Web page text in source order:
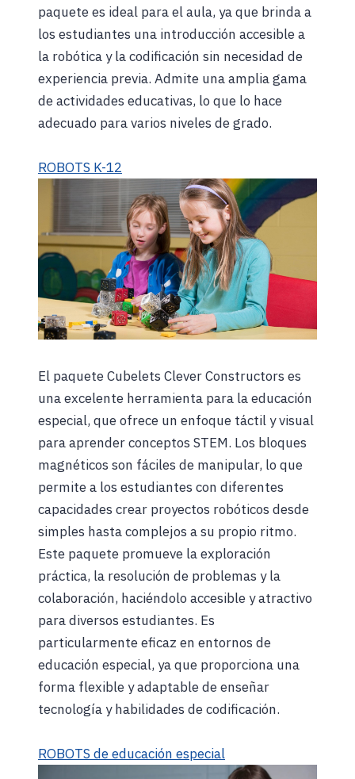
paquete es ideal para el aula, ya que brinda a
los estudiantes una introducción accesible a
la robótica y la codificación sin necesidad de
experiencia previa. Admite una amplia gama
de actividades educativas, lo que lo hace
adecuado para varios niveles de grado.
ROBOTS K-12
El paquete Cubelets Clever Constructors es
una excelente herramienta para la educación
especial, que ofrece un enfoque táctil y visual
para aprender conceptos STEM. Los bloques
magnéticos son fáciles de manipular, lo que
permite a los estudiantes con diferentes
capacidades crear proyectos robóticos desde
simples hasta complejos a su propio ritmo.
Este paquete promueve la exploración
práctica, la resolución de problemas y la
colaboración, haciéndolo accesible y atractivo
para diversos estudiantes. Es
particularmente eficaz en entornos de
educación especial, ya que proporciona una
forma flexible y adaptable de enseñar
tecnología y habilidades de codificación.
ROBOTS de educación especial